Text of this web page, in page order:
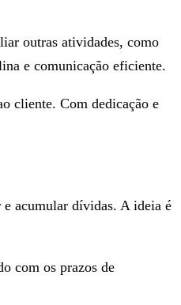
outras atividades, como
e comunicação eficiente.
cliente. Com dedicação e
e acumular dívidas. A ideia é
com os prazos de